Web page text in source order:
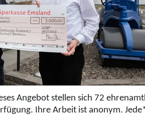
Angebot stellen sich 72
Ihre Arbeit ist anonym.